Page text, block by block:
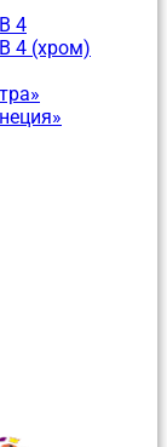
4
4 (хром)